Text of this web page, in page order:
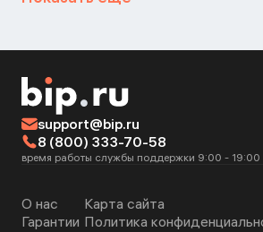
support@bip.ru
8 (800) 333-70-58
время работы службы поддержки 9:00 - 19:00
О нас
Гарантии
Карта сайта
Политика